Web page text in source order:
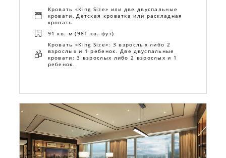
Кровать «King Size» или две двуспальные
кровати, Детская кроватка или раскладная
кровать
91 кв. м (981 кв. фут)
Кровать «King Size»: 3 взрослых либо 2
взрослых и 1 ребенок. Две двуспальные
кровати: 3 взрослых либо 2 взрослых и 1
ребенок.